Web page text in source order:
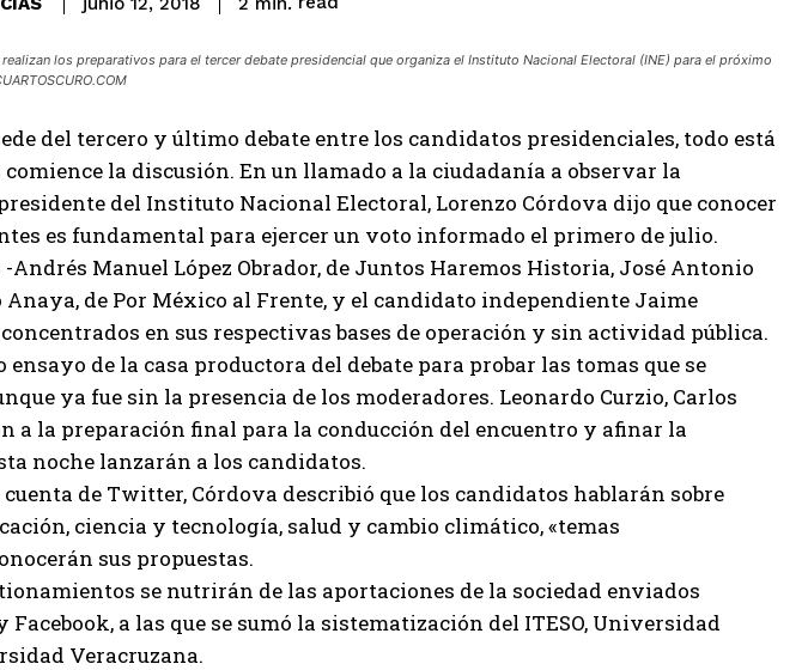
realizan los preparativos para el tercer debate presidencial que organiza el Instituto Nacional Electoral (INE) para el próximo
del tercero y último debate entre los candidatos presidenciales, todo está
la discusión. En un llamado a la ciudadanía a observar la
del Instituto Nacional Electoral, Lorenzo Córdova dijo que conocer
es fundamental para ejercer un voto informado el primero de julio.
Manuel López Obrador, de Juntos Haremos Historia, José Antonio
Anaya, de Por México al Frente, y el candidato independiente Jaime
en sus respectivas bases de operación y sin actividad pública.
de la casa productora del debate para probar las tomas que se
ya fue sin la presencia de los moderadores. Leonardo Curzio, Carlos
a la preparación final para la conducción del encuentro y afinar la
noche lanzarán a los candidatos.
de Twitter, Córdova describió que los candidatos hablarán sobre
ciencia y tecnología, salud y cambio climático, «temas
sus propuestas.
se nutrirán de las aportaciones de la sociedad enviados
a las que se sumó la sistematización del ITESO, Universidad
Veracruzana.